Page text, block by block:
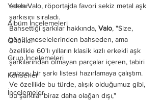
Yazılar
Albüm İncelemeleri
Öneriler
Grup İncelemeleri
Konserler
İncelemeler
eden Valo, röportajda favori sekiz metal aşk
şarkısını sıraladı.
Bahsettiği şarkılar hakkında, Valo, "Size,
gönül meselelerinden bahseden, ama
özellikle 60'lı yılların klasik kızlı erkekli aşk
şarkılarından olmayan parçalar içeren, tabiri
caizse, bir şarkı listesi hazırlamaya çalıştım.
Ve özellikle bu türde, alışık olduğumuz gibi,
bu şarkılar biraz daha olağan dışı,"